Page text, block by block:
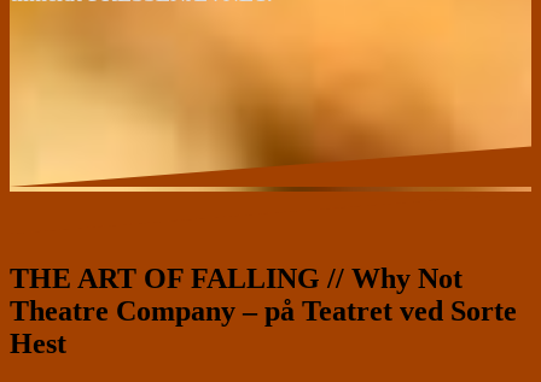
THE ART OF FALLING // Why Not
Theatre Company – på Teatret ved Sorte
Hest